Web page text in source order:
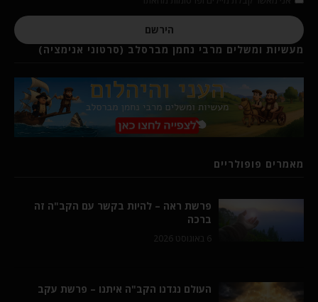
הירשם
מעשיות ומשלים מרבי נחמן מברסלב (סרטוני אנימציה)
מאמרים פופולריים
פרשת ראה – להיות בקשר עם הקב"ה זה
ברכה
6 באוגוסט 2026
העולם נגדנו הקב"ה איתנו – פרשת עקב